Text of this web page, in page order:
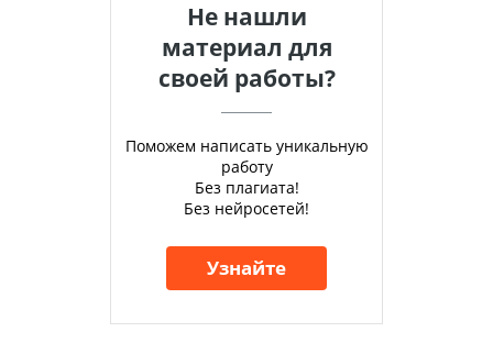
Не нашли
материал для
своей работы?
Поможем написать уникальную
работу
Без плагиата!
Без нейросетей!
Узнайте